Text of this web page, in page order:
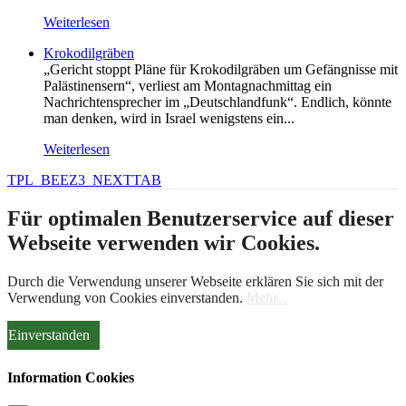
Weiterlesen
Krokodilgräben
„Gericht stoppt Pläne für Krokodilgräben um Gefängnisse mit
Palästinensern“, verliest am Montagnachmittag ein
Nachrichtensprecher im „Deutschlandfunk“. Endlich, könnte
man denken, wird in Israel wenigstens ein...
Weiterlesen
TPL_BEEZ3_NEXTTAB
Für optimalen Benutzerservice auf dieser
Webseite verwenden wir Cookies.
Durch die Verwendung unserer Webseite erklären Sie sich mit der
Verwendung von Cookies einverstanden. Mehr...
Einverstanden
Information Cookies